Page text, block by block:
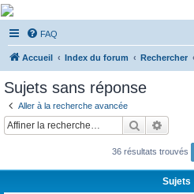
De Musicae Militari -
Forums
Forums de discussions
FAQ
Accueil Index du forum Rechercher
Sujets sans réponse
Aller à la recherche avancée
Rechercher
36 résultats trouvés
Sujets